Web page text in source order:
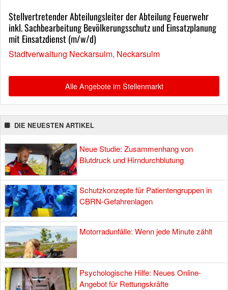
Stellvertretender Abteilungsleiter der Abteilung Feuerwehr
inkl. Sachbearbeitung Bevölkerungsschutz und Einsatzplanung
mit Einsatzdienst (m/w/d)
Stadtverwaltung Neckarsulm, Neckarsulm
Alle Angebote im Stellenmarkt
DIE NEUESTEN ARTIKEL
Neue Studie: Zusammenhang von
Blutdruck und Hirndurchblutung
Schutzkonzepte für Patientengruppen in
CBRN-Gefahrenlagen
Motorradunfälle: Wenn jede Minute zählt
Psychologische Hilfe: Neues Online-
Angebot für Rettungskräfte